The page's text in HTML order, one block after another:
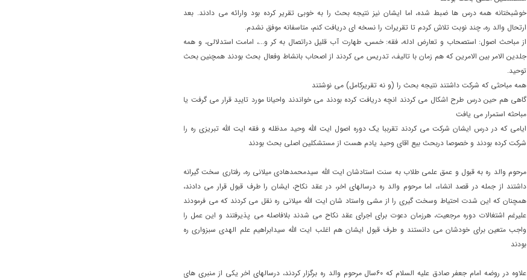
خوشبختانه همه درس ها ضبط شده، اما ایشان نیز نتیجه بحث را به خوبی تقریر کرده بود وارائه می دادند. بعد
ارتحال والد ره، چند نوبت تلاش کردم تا تقریرات را نسخه ای دریافت کنم، متاسفانه موفق نشدم.
از مباحث اصول: استصحاب و تعارض ادله، فقه: خمس، طهارت آب قلیل دراتصال به کر و...، امامت استدلالی، و همه
جلدین الامر بین الامرین که هم زمان با تالیف، تدریس می کردند از اصحاب بانشاط وفعال بحث بودند همچنین بحث
توحید.
همه مباحثی که شرکت داشتند نتیجه بحث را (و نه تقریرکامل) می نوشتند
گاهی هم حین درس طرح اشکال می کردند انچه دریافت کرده بودند می خواندند واحیانا مورد تایید قرار می گرفت یا
مباحثه استمرار می یافت
ایامی که در درس ایشان شرکت می کردند تقرببا یک دوره اصول ایت الله وحید مدظله و فقه ایت الله تبریزی ره را
شرکت کرده بودند و خصوصا دربحث بیع اقای وحید یادم هست از مستشکلین اصلی بحث بودند
مرحوم والد ره به قبول و عمق علمی طلاب به سنت استادشان ایت الله سیدمحمدهادی میلانی ره، رفتاری سخت گیرانه
داشتند از جمله در قصد انشاء، اما مرحوم والد ره درسالهای اخر، در عقد نکاح، ایشان را طرف قبول قرار می دادند،
همچنان که این شدت احتیاط وسخت گیری را از مشی واستاد شان ایت الله میلانی ره نقل می کردند که می فرمودند
علیرغم اشتغالات دوره مرجعیت، هرزمان دعوت برای اجرای عقد نکاح می شدند بلافاصله می پذیرفتند و این عمل را
واجب متعین برای خودشان می دانستند و طرف قبول ایشان هم اغلب ایت الله سیدابراهیم علم الهدی سبزواری ره
بودند
علاوه در روضه امام جعفر صادق علیه السلام که ۶۰سال مرحوم والد ره برگزار کردند، درسالهای اخر یکی از منبری های